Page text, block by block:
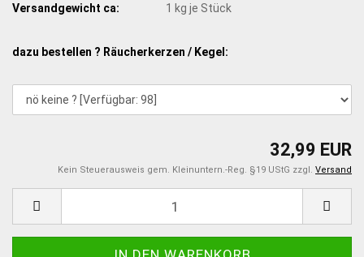
Versandgewicht ca:
1 kg je Stück
dazu bestellen ? Räucherkerzen / Kegel:
32,99 EUR
Kein Steuerausweis gem. Kleinuntern.-Reg. §19 UStG zzgl. Versand